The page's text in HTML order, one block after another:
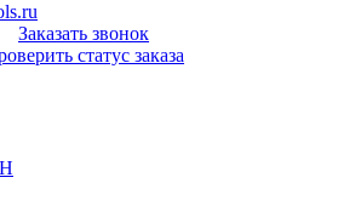
Заказать звонок
статус заказа